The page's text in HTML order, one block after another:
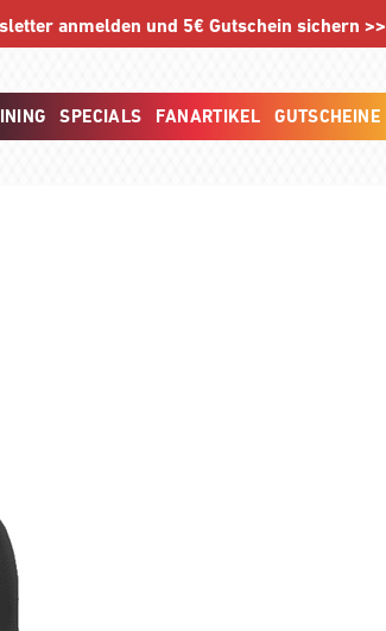
anmelden und 5€ Gutschein sichern >>
SPECIALS FANARTIKEL GUTSCHEINE